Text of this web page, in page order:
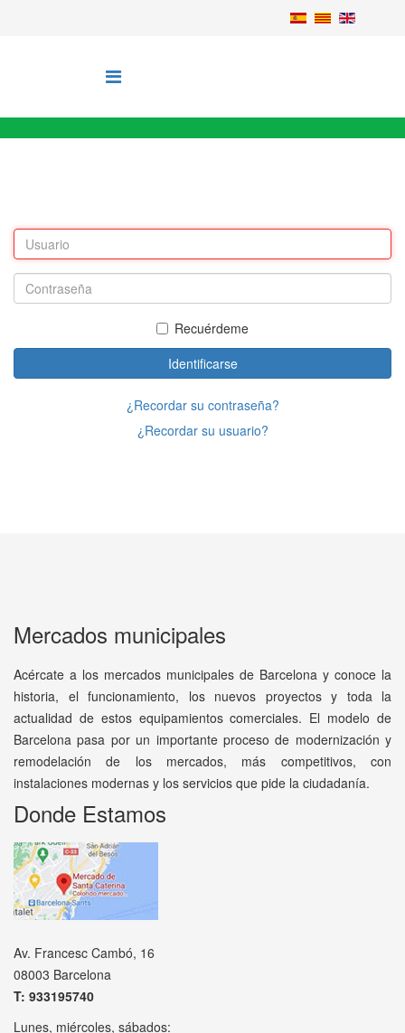
Recuérdeme
Identificarse
¿Recordar su contraseña?
¿Recordar su usuario?
Mercados municipales
Acércate a los mercados municipales de Barcelona y conoce la
historia, el funcionamiento, los nuevos proyectos y toda la
actualidad de estos equipamientos comerciales. El modelo de
Barcelona pasa por un importante proceso de modernización y
remodelación de los mercados, más competitivos, con
instalaciones modernas y los servicios que pide la ciudadanía.
Donde Estamos
Av. Francesc Cambó, 16
08003 Barcelona
T: 933195740
Lunes, miércoles, sábados: